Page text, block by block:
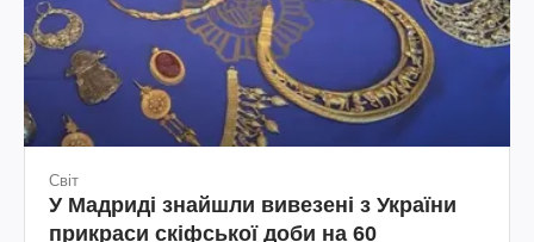
Світ
У Мадриді знайшли вивезені з України
прикраси скіфської доби на 60